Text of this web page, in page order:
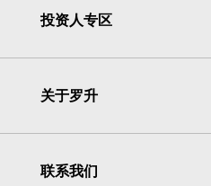
投资人专区
关于罗升
联系我们